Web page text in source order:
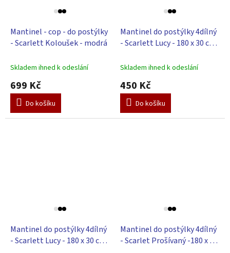
Mantinel - cop - do postýlky
- Scarlett Koloušek - modrá
Skladem ihned k odeslání
699 Kč
Do košíku
Mantinel do postýlky 4dílný
- Scarlett Lucy - 180 x 30 cm
Skladem ihned k odeslání
450 Kč
Do košíku
Mantinel do postýlky 4dílný
- Scarlett Lucy - 180 x 30 cm
Mantinel do postýlky 4dílný
- Scarlet Prošívaný -180 x 30